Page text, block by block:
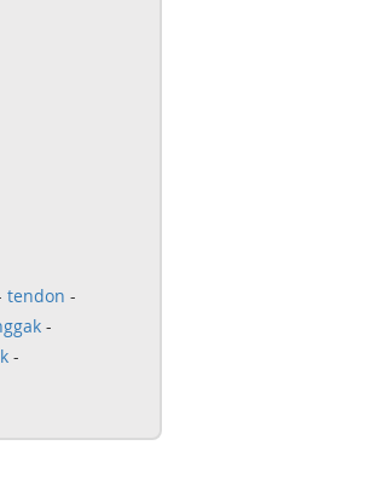
tendon -
-
-